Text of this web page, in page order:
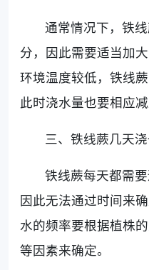
通常情况下，铁
分，因此需要适当加
环境温度较低，铁线
此时浇水量也要相应减
三、铁线蕨几天浇
铁线蕨每天都需
因此无法通过时间来
水的频率要根据植株
等因素来确定。